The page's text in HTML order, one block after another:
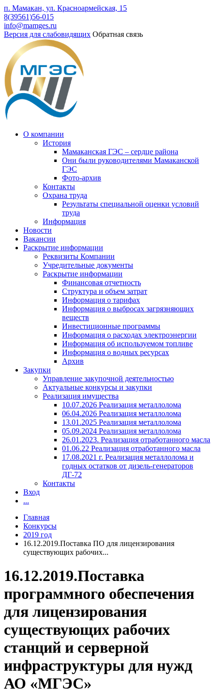
п. Мамакан, ул. Красноармейская, 15
8(39561)56-015
info@mamges.ru
Версия для слабовидящих Обратная связь
О компании
История
Мамаканская ГЭС – сердце района
Они были руководителями Мамаканской
ГЭС
Фото-архив
Контакты
Охрана труда
Результаты специальной оценки условий
труда
Информация
Новости
Вакансии
Раскрытие информации
Реквизиты Компании
Учредительные документы
Раскрытие информации
Финансовая отчетность
Структура и объем затрат
Информация о тарифах
Информация о выбросах загрязняющих
веществ
Инвестиционные программы
Информация о расходах электроэнергии
Информация об используемом топливе
Информация о водных ресурсах
Архив
Закупки
Управление закупочной деятельностью
Актуальные конкурсы и закупки
Реализация имущества
10.07.2026 Реализация металлолома
06.04.2026 Реализация металлолома
13.01.2025 Реализация металлолома
05.09.2024 Реализация металлолома
26.01.2023. Реализация отработанного масла
01.06.22 Реализация отработанного масла
17.08.2021 г. Реализация металлолома и
годных остатков от дизель-генераторов
ДГ-72
Контакты
Вход
...
Главная
Конкурсы
2019 год
16.12.2019.Поставка ПО для лицензирования
существующих рабочих...
16.12.2019.Поставка
программного обеспечения
для лицензирования
существующих рабочих
станций и серверной
инфраструктуры для нужд
АО «МГЭС»